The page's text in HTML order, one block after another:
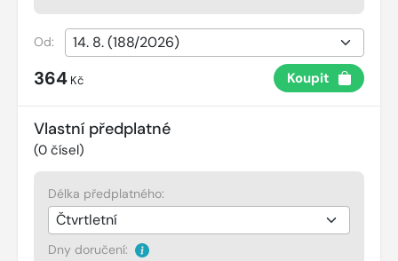
Od:
364 Kč Koupit
Vlastní předplatné
(0 čísel)
Délka předplatného:
Dny doručení: